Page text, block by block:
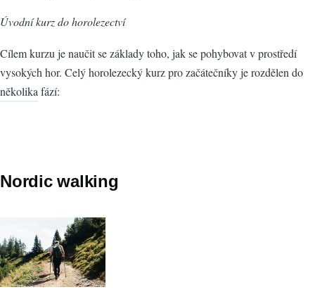
Úvodní kurz do horolezectví
Cílem kurzu je naučit se základy toho, jak se pohybovat v prostředí
vysokých hor. Celý horolezecký kurz pro začátečníky je rozdělen do
několika fází:
Nordic walking